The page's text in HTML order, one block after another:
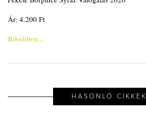
Ár: 4.200 Ft
Bővebben...
HASONLÓ CIKKEK